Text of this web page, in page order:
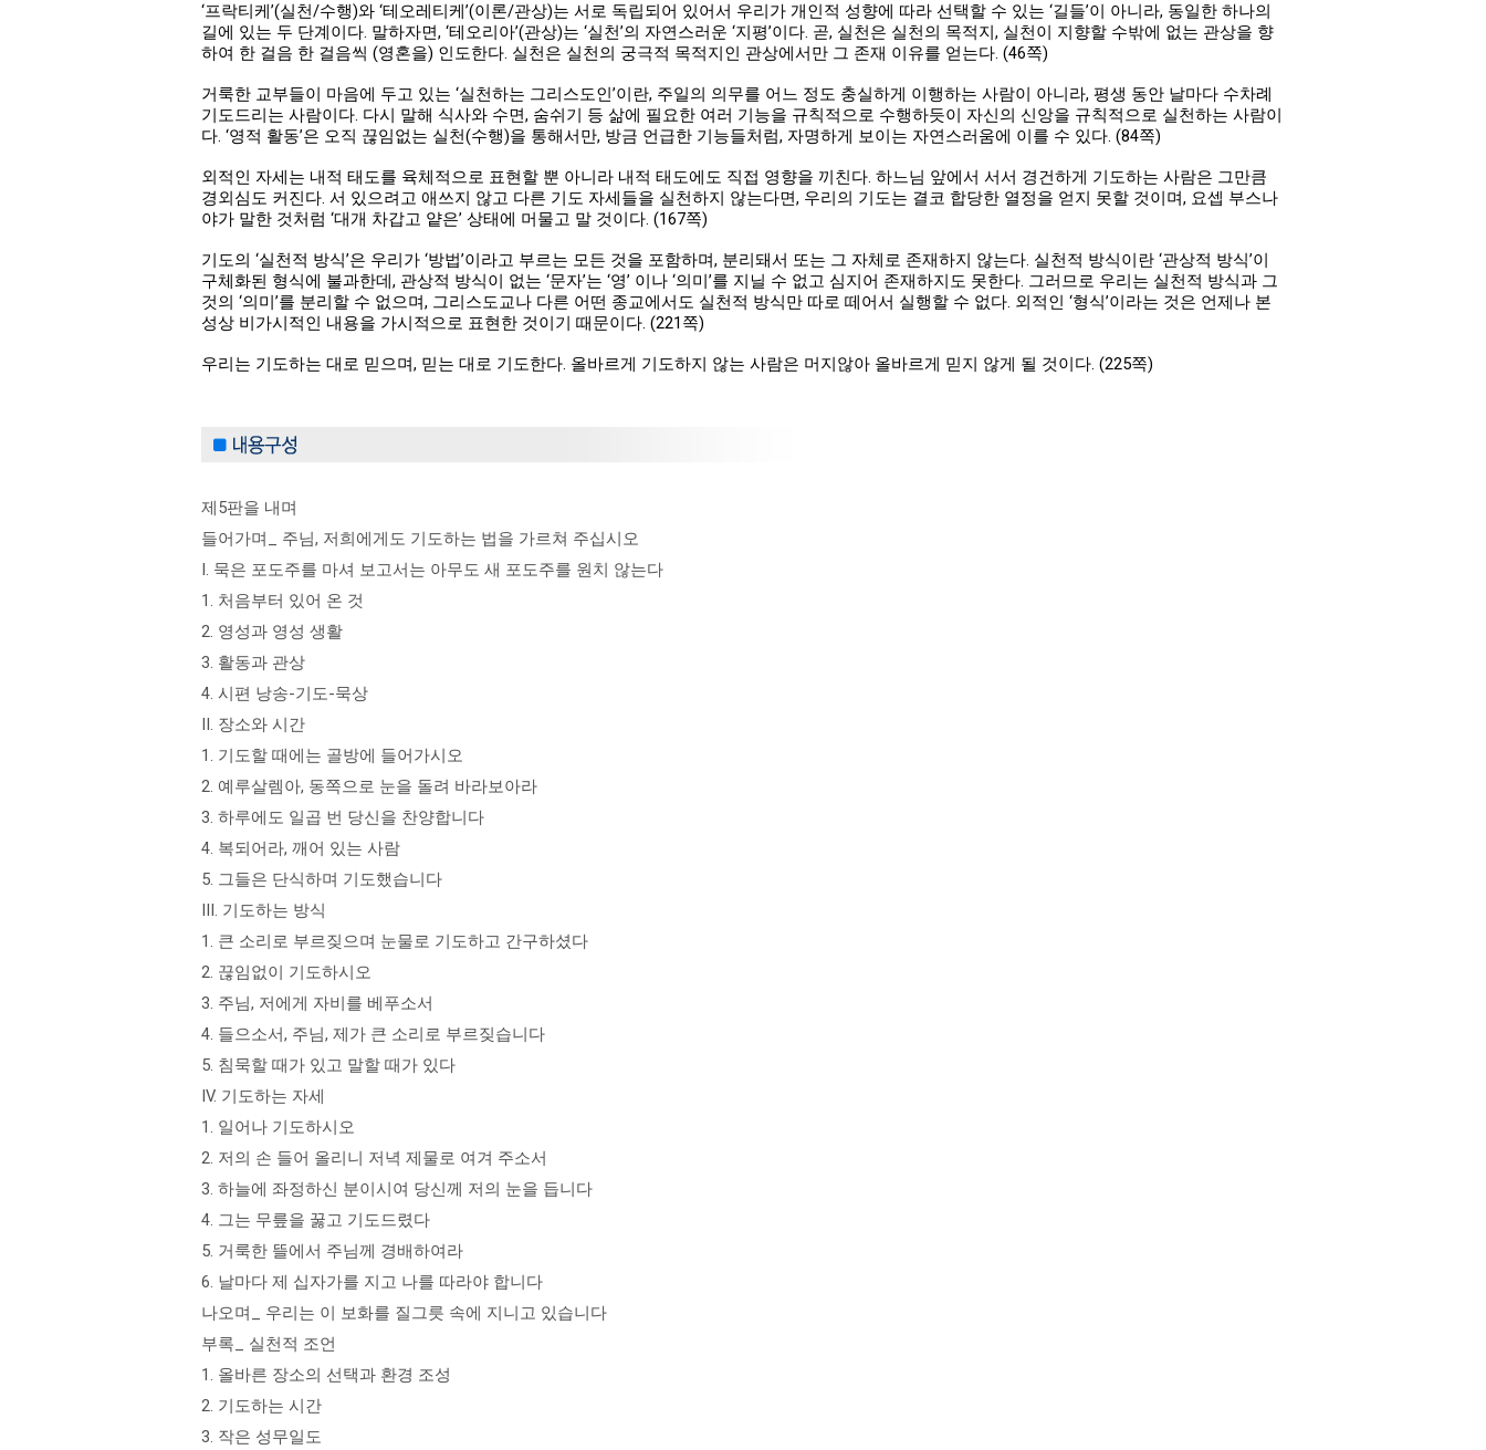
‘프락티케’(실천/수행)와 ‘테오레티케’(이론/관상)는 서로 독립되어 있어서 우리가 개인적 성향에 따라 선택할 수 있는 ‘길들’이 아니라, 동일한 하나의
길에 있는 두 단계이다. 말하자면, ‘테오리아’(관상)는 ‘실천’의 자연스러운 ‘지평’이다. 곧, 실천은 실천의 목적지, 실천이 지향할 수밖에 없는 관상을 향
하여 한 걸음 한 걸음씩 (영혼을) 인도한다. 실천은 실천의 궁극적 목적지인 관상에서만 그 존재 이유를 얻는다. (46쪽)
거룩한 교부들이 마음에 두고 있는 ‘실천하는 그리스도인’이란, 주일의 의무를 어느 정도 충실하게 이행하는 사람이 아니라, 평생 동안 날마다 수차례
기도드리는 사람이다. 다시 말해 식사와 수면, 숨쉬기 등 삶에 필요한 여러 기능을 규칙적으로 수행하듯이 자신의 신앙을 규칙적으로 실천하는 사람이
다. ‘영적 활동’은 오직 끊임없는 실천(수행)을 통해서만, 방금 언급한 기능들처럼, 자명하게 보이는 자연스러움에 이를 수 있다. (84쪽)
외적인 자세는 내적 태도를 육체적으로 표현할 뿐 아니라 내적 태도에도 직접 영향을 끼친다. 하느님 앞에서 서서 경건하게 기도하는 사람은 그만큼
경외심도 커진다. 서 있으려고 애쓰지 않고 다른 기도 자세들을 실천하지 않는다면, 우리의 기도는 결코 합당한 열정을 얻지 못할 것이며, 요셉 부스나
야가 말한 것처럼 ‘대개 차갑고 얕은’ 상태에 머물고 말 것이다. (167쪽)
기도의 ‘실천적 방식’은 우리가 ‘방법’이라고 부르는 모든 것을 포함하며, 분리돼서 또는 그 자체로 존재하지 않는다. 실천적 방식이란 ‘관상적 방식’이
구체화된 형식에 불과한데, 관상적 방식이 없는 ‘문자’는 ‘영’ 이나 ‘의미’를 지닐 수 없고 심지어 존재하지도 못한다. 그러므로 우리는 실천적 방식과 그
것의 ‘의미’를 분리할 수 없으며, 그리스도교나 다른 어떤 종교에서도 실천적 방식만 따로 떼어서 실행할 수 없다. 외적인 ‘형식’이라는 것은 언제나 본
성상 비가시적인 내용을 가시적으로 표현한 것이기 때문이다. (221쪽)
우리는 기도하는 대로 믿으며, 믿는 대로 기도한다. 올바르게 기도하지 않는 사람은 머지않아 올바르게 믿지 않게 될 것이다. (225쪽)
제5판을 내며
들어가며_ 주님, 저희에게도 기도하는 법을 가르쳐 주십시오
I. 묵은 포도주를 마셔 보고서는 아무도 새 포도주를 원치 않는다
1. 처음부터 있어 온 것
2. 영성과 영성 생활
3. 활동과 관상
4. 시편 낭송-기도-묵상
II. 장소와 시간
1. 기도할 때에는 골방에 들어가시오
2. 예루살렘아, 동쪽으로 눈을 돌려 바라보아라
3. 하루에도 일곱 번 당신을 찬양합니다
4. 복되어라, 깨어 있는 사람
5. 그들은 단식하며 기도했습니다
III. 기도하는 방식
1. 큰 소리로 부르짖으며 눈물로 기도하고 간구하셨다
2. 끊임없이 기도하시오
3. 주님, 저에게 자비를 베푸소서
4. 들으소서, 주님, 제가 큰 소리로 부르짖습니다
5. 침묵할 때가 있고 말할 때가 있다
IV. 기도하는 자세
1. 일어나 기도하시오
2. 저의 손 들어 올리니 저녁 제물로 여겨 주소서
3. 하늘에 좌정하신 분이시여 당신께 저의 눈을 듭니다
4. 그는 무릎을 꿇고 기도드렸다
5. 거룩한 뜰에서 주님께 경배하여라
6. 날마다 제 십자가를 지고 나를 따라야 합니다
나오며_ 우리는 이 보화를 질그릇 속에 지니고 있습니다
부록_ 실천적 조언
1. 올바른 장소의 선택과 환경 조성
2. 기도하는 시간
3. 작은 성무일도